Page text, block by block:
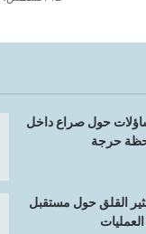
حول صراع داخل
لحظة حرجة
القلق حول مستقبل